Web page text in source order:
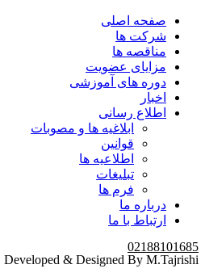
صفحه اصلی
شرکت ها
مناقصه ها
مزایای عضویت
دوره های آموزشی
اخبار
اطلاع رسانی
ابلاغیه ها و مصوبات
قوانین
اطلاعیه ها
تبلیغات
فرم ها
درباره ما
ارتباط با ما
02188101685
Developed & Designed By M.Tajrishi